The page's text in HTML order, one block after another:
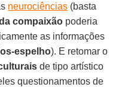
neurociências (basta
compaixão poderia
as informações
espelho). E retomar o
de tipo artístico
questionamentos de